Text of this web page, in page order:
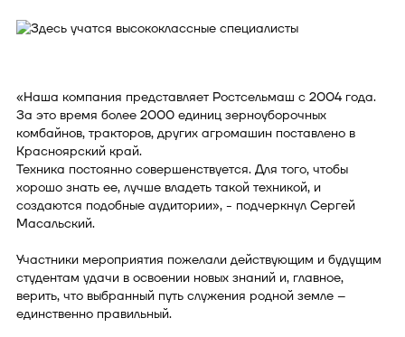
«Наша компания представляет Ростсельмаш с 2004 года.
За это время более 2000 единиц зерноуборочных
комбайнов, тракторов, других агромашин поставлено в
Красноярский край.
Техника постоянно совершенствуется. Для того, чтобы
хорошо знать ее, лучше владеть такой техникой, и
создаются подобные аудитории», - подчеркнул Сергей
Масальский.
Участники мероприятия пожелали действующим и будущим
студентам удачи в освоении новых знаний и, главное,
верить, что выбранный путь служения родной земле –
единственно правильный.